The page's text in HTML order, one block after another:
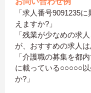
「求人番号9091235
えますか?」
「残業が少なめの求
が、おすすめの求人は
「介護職の募集を都
に載っている○○○○○
か?」